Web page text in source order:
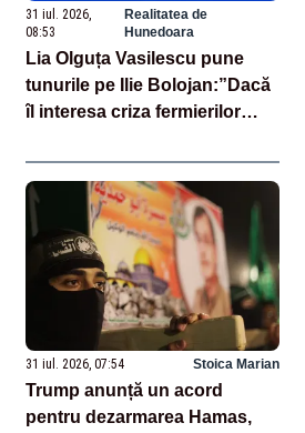
31 iul. 2026,
08:53
Realitatea de
Hunedoara
Lia Olguța Vasilescu pune
tunurile pe Ilie Bolojan:”Dacă
îl interesa criza fermierilor
31 iul. 2026, 07:54 Stoica Marian
Trump anunță un acord
pentru dezarmarea Hamas,